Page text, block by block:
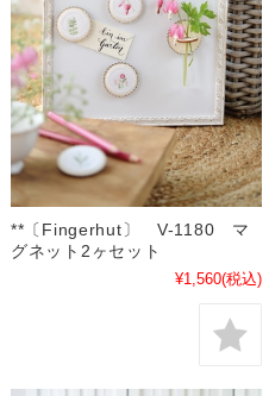
**〔Fingerhut〕 V-1180 マ
グネット2ヶセット
¥1,560(税込)